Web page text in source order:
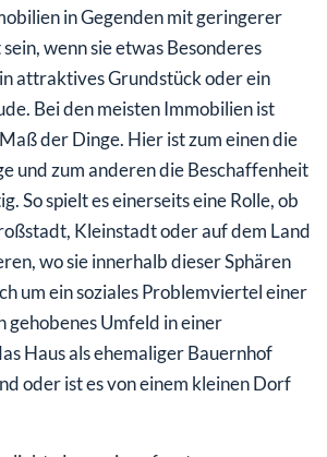
in Gegenden mit geringerer
wenn sie etwas Besonderes
attraktives Grundstück oder ein
Bei den meisten Immobilien ist
der Dinge. Hier ist zum einen die
und zum anderen die Beschaffenheit
So spielt es einerseits eine Rolle, ob
Kleinstadt oder auf dem Land
wo sie innerhalb dieser Sphären
um ein soziales Problemviertel einer
gehobenes Umfeld in einer
Haus als ehemaliger Bauernhof
oder ist es von einem kleinen Dorf